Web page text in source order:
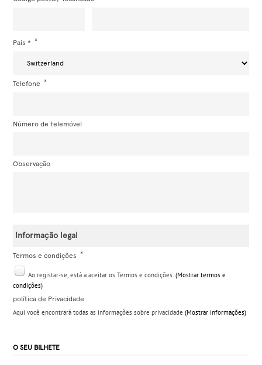
País *
Telefone
Número de telemóvel
Observação
Informação legal
Termos e condições
Ao registar-se, está a aceitar os Termos e condições. (Mostrar termos e
condições)
política de Privacidade
Aqui você encontrará todas as informações sobre privacidade (Mostrar informações)
O SEU BILHETE